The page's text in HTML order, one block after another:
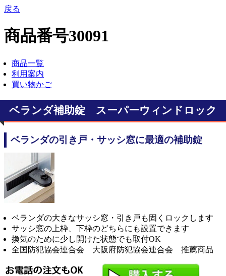
戻る
商品番号30091
商品一覧
利用案内
買い物かご
ベランダ補助錠 スーパーウィンドロック
ベランダの引き戸・サッシ窓に最適の補助錠
ベランダの大きなサッシ窓・引き戸も固くロックします
サッシ窓の上枠、下枠のどちらにも設置できます
換気のために少し開けた状態でも取付OK
全国防犯協会連合会 大阪府防犯協会連合会 推薦商品